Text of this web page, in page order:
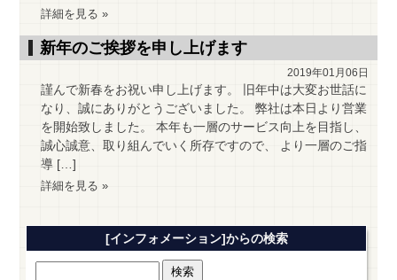
詳細を見る »
新年のご挨拶を申し上げます
2019年01月06日
謹んで新春をお祝い申し上げます。 旧年中は大変お世話に
なり、誠にありがとうございました。 弊社は本日より営業
を開始致しました。 本年も一層のサービス向上を目指し、
誠心誠意、取り組んでいく所存ですので、 より一層のご指
導 […]
詳細を見る »
[インフォメーション]からの検索